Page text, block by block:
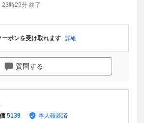
23時29分 終了
ポンを受け取れます 詳細
質問する
5139 本人確認済